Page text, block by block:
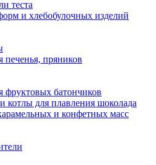
теста
и хлебобулочных изделий
пряников
батончиков
для плавления шоколада
и конфетных масс